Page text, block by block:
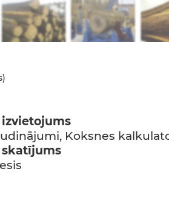
Koksnes